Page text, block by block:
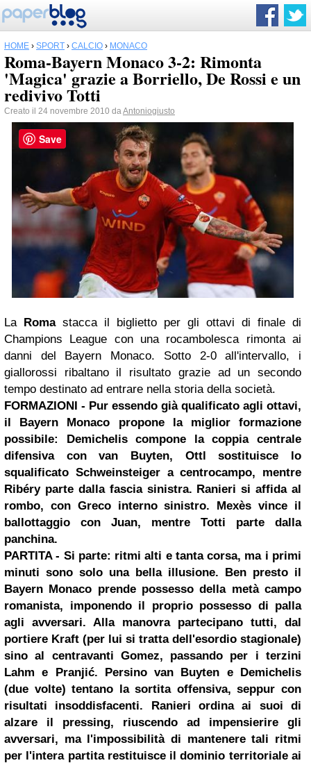
HOME › SPORT › CALCIO › MONACO
Roma-Bayern Monaco 3-2: Rimonta
'Magica' grazie a Borriello, De Rossi e un
redivivo Totti
Creato il 24 novembre 2010 daAntoniogiusto
La Romastacca il biglietto per gli ottavi di finale di
Champions League con una rocambolesca rimonta ai
danni del Bayern Monaco. Sotto 2-0 all'intervallo, i
giallorossi ribaltano il risultato grazie ad un secondo
tempo destinato ad entrare nella storia della società.
FORMAZIONI - Pur essendo già qualificato agli ottavi,
il Bayern Monaco propone la miglior formazione
possibile: Demichelis compone la coppia centrale
difensiva con van Buyten, Ottl sostituisce lo
squalificato Schweinsteiger a centrocampo, mentre
Ribéry parte dalla fascia sinistra. Ranieri si affida al
rombo, con Greco interno sinistro. Mexès vince il
ballottaggio con Juan, mentre Totti parte dalla
panchina.
PARTITA- Si parte: ritmi alti e tanta corsa, ma i primi
minuti sono solo una bella illusione. Ben presto il
Bayern Monaco prende possesso della metà campo
romanista, imponendo il proprio possesso di palla
agli avversari. Alla manovra partecipano tutti, dal
portiere Kraft (per lui si tratta dell'esordio stagionale)
sino al centravanti Gomez, passando per i terzini
Lahm e Pranjić. Persino van Buyten e Demichelis
(due volte) tentano la sortita offensiva, seppur con
risultati insoddisfacenti. Ranieri ordina ai suoi di
alzare il pressing, riuscendo ad impensierire gli
avversari, ma l'impossibilità di mantenere tali ritmi
per l'intera partita restituisce il dominio territoriale ai
Save